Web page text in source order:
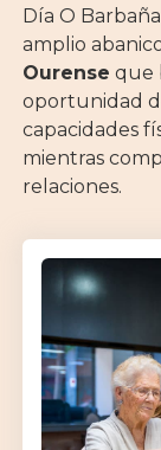
Día O
amplio
Ourense que
oportunidad
capacidades
mientras
relaciones.